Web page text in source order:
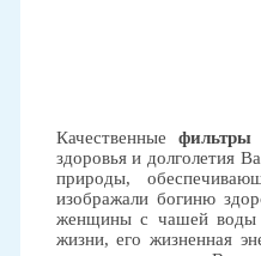
Качественные
здоровья и долголетия
природы,
изображали богиню
женщины с чашей воды
жизни, его жизненная